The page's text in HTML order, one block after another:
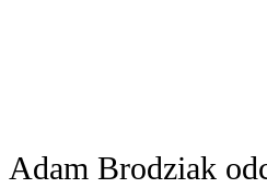
Adam Brodziak